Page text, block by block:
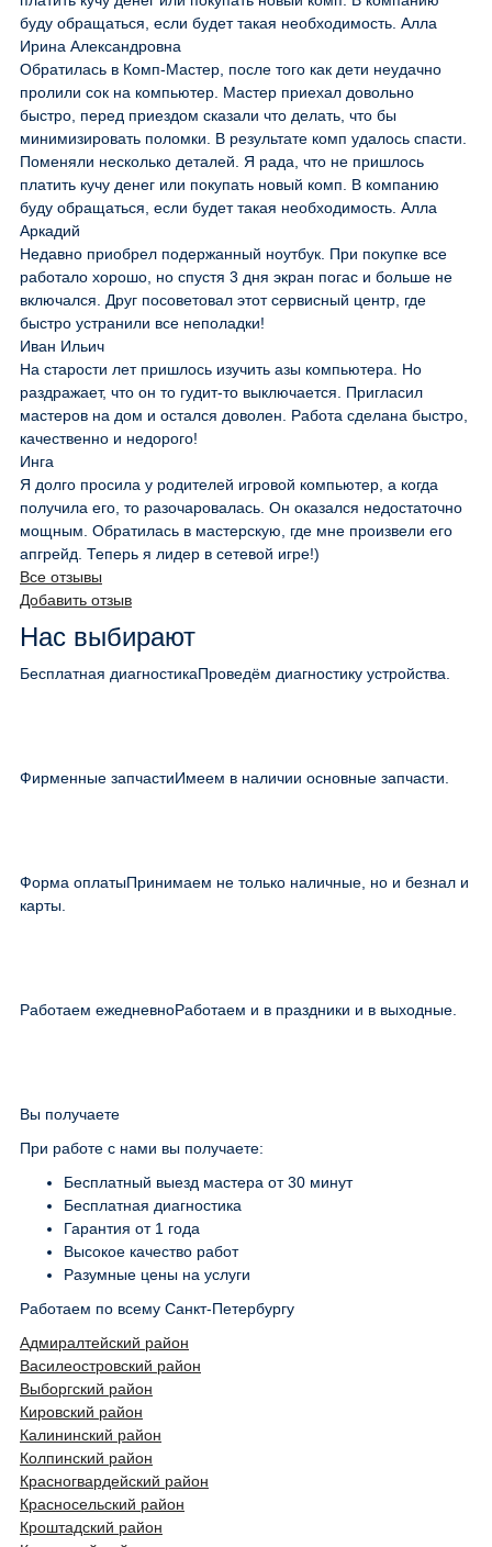
буду обращаться, если будет такая необходимость. Алла
Ирина Александровна
Обратилась в Комп-Мастер, после того как дети неудачно
пролили сок на компьютер. Мастер приехал довольно
быстро, перед приездом сказали что делать, что бы
минимизировать поломки. В результате комп удалось спасти.
Поменяли несколько деталей. Я рада, что не пришлось
платить кучу денег или покупать новый комп. В компанию
буду обращаться, если будет такая необходимость. Алла
Аркадий
Недавно приобрел подержанный ноутбук. При покупке все
работало хорошо, но спустя 3 дня экран погас и больше не
включался. Друг посоветовал этот сервисный центр, где
быстро устранили все неполадки!
Иван Ильич
На старости лет пришлось изучить азы компьютера. Но
раздражает, что он то гудит-то выключается. Пригласил
мастеров на дом и остался доволен. Работа сделана быстро,
качественно и недорого!
Инга
Я долго просила у родителей игровой компьютер, а когда
получила его, то разочаровалась. Он оказался недостаточно
мощным. Обратилась в мастерскую, где мне произвели его
апгрейд. Теперь я лидер в сетевой игре!)
Все отзывы
Добавить отзыв
Нас выбирают
Бесплатная диагностикаПроведём диагностику устройства.
Фирменные запчастиИмеем в наличии основные запчасти.
Форма оплатыПринимаем не только наличные, но и безнал и
карты.
Работаем ежедневноРаботаем и в праздники и в выходные.
Вы получаете
При работе с нами вы получаете:
Бесплатный выезд мастера от 30 минут
Бесплатная диагностика
Гарантия от 1 года
Высокое качество работ
Разумные цены на услуги
Работаем по всему Санкт-Петербургу
Адмиралтейский район
Василеостровский район
Выборгский район
Кировский район
Калининский район
Колпинский район
Красногвардейский район
Красносельский район
Кроштадский район